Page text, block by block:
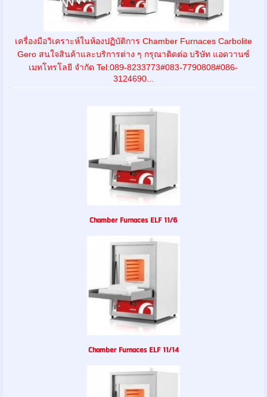
เครื่องมือวิเคราะห์ในห้องปฏิบัติการ Chamber Furnaces Carbolite
Gero สนใจสินค้าและบริการต่าง ๆ กรุณาติดต่อ บริษัท แอดวานซ์
เมทโทรโลยี จำกัด Tel:089-8233773#083-7790808#086-
3124690...
Chamber Furnaces ELF 11/6
Chamber Furnaces ELF 11/14